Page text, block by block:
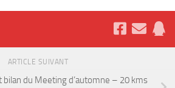
ARTICLE SUIVANT
du Meeting d’automne – 20 kms